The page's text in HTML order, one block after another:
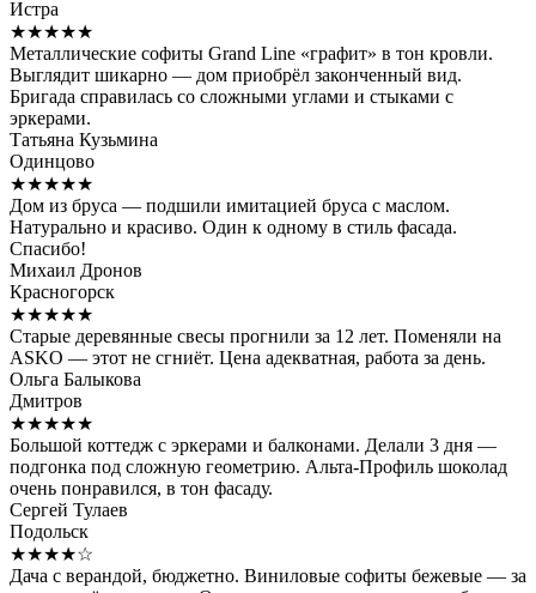
Истра
★★★★★
Металлические софиты Grand Line «графит» в тон кровли.
Выглядит шикарно — дом приобрёл законченный вид.
Бригада справилась со сложными углами и стыками с
эркерами.
Татьяна Кузьмина
Одинцово
★★★★★
Дом из бруса — подшили имитацией бруса с маслом.
Натурально и красиво. Один к одному в стиль фасада.
Спасибо!
Михаил Дронов
Красногорск
★★★★★
Старые деревянные свесы прогнили за 12 лет. Поменяли на
ASKO — этот не сгниёт. Цена адекватная, работа за день.
Ольга Балыкова
Дмитров
★★★★★
Большой коттедж с эркерами и балконами. Делали 3 дня —
подгонка под сложную геометрию. Альта-Профиль шоколад
очень понравился, в тон фасаду.
Сергей Тулаев
Подольск
★★★★☆
Дача с верандой, бюджетно. Виниловые софиты бежевые — за